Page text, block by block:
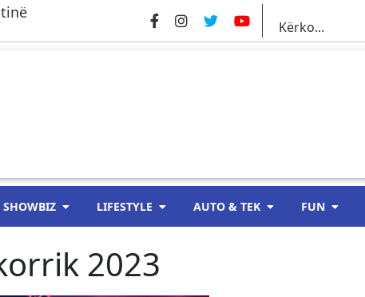
SHOWBIZ LIFESTYLE AUTO & TEK FUN
2023